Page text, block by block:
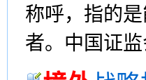
称呼，指的
者。中国证